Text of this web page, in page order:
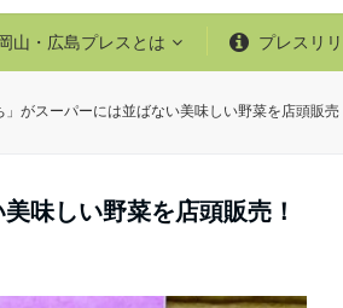
山・広島プレスとは プレスリ
がスーパーには並ばない美味しい野菜を店頭販売
味しい野菜を店頭販売！